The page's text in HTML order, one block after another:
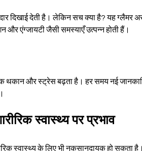
दिखाई देती है। लेकिन सच क्या है? यह ग्लैमर
एंग्जायटी जैसी समस्याएँ उत्पन्न होती हैं।
थकान और स्ट्रेस बढ़ता है। हर समय नई
स्वास्थ्य पर प्रभाव
स्वास्थ्य के लिए भी नुकसानदायक हो सकता है।